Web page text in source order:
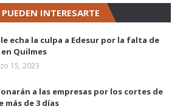
INTERESARTE
le echa la culpa a Edesur por la falta de
Quilmes
15, 2023
a las empresas por los cortes de
más de 3 días